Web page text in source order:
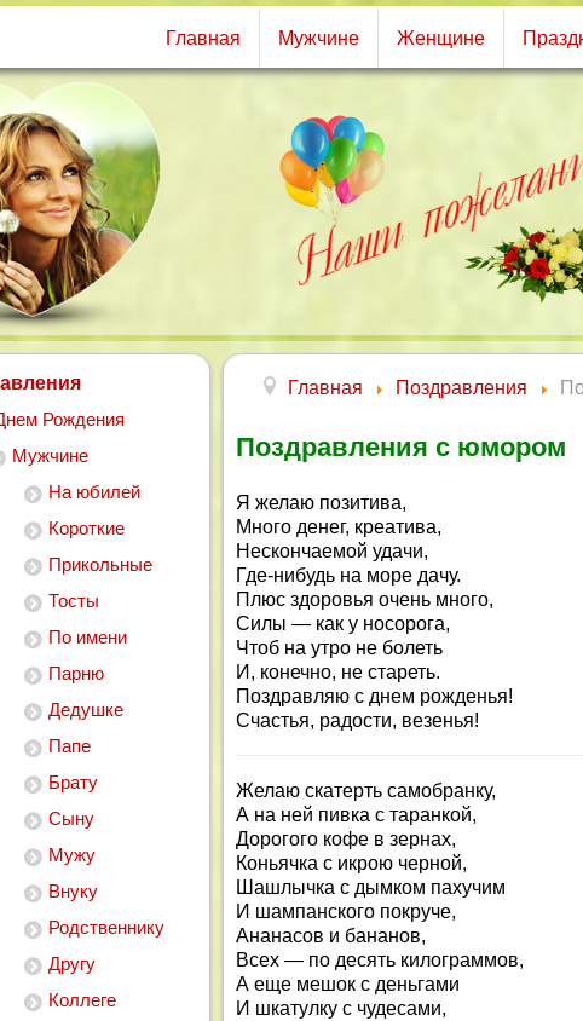
Главная Мужчине Женщине
Рождения
Мужчине
На юбилей
Короткие
Прикольные
Тосты
По имени
Парню
Дедушке
Папе
Брату
Сыну
Мужу
Внуку
Родственнику
Другу
Коллеге
Главная Поздравления
Поздравления с юмором
Я желаю позитива,
Много денег, креатива,
Нескончаемой удачи,
Где-нибудь на море дачу.
Плюс здоровья очень много,
Силы — как у носорога,
Чтоб на утро не болеть
И, конечно, не стареть.
Поздравляю с днем рожденья!
Счастья, радости, везенья!
Желаю скатерть самобранку,
А на ней пивка с таранкой,
Дорогого кофе в зернах,
Коньячка с икрою черной,
Шашлычка с дымком пахучим
И шампанского покруче,
Ананасов и бананов,
Всех — по десять килограммов,
А еще мешок с деньгами
И шкатулку с чудесами,